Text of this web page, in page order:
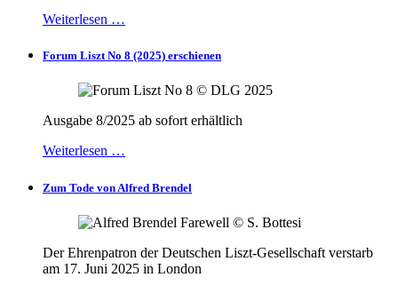
Weiterlesen …
Forum Liszt No 8 (2025) erschienen
Ausgabe 8/2025 ab sofort erhältlich
Weiterlesen …
Zum Tode von Alfred Brendel
Der Ehrenpatron der Deutschen Liszt-Gesellschaft verstarb
am 17. Juni 2025 in London